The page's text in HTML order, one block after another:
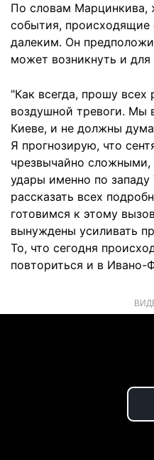
По словам Марцинкива,
события, происходящие
далеким. Он
может возникнуть и
"Как всегда, прошу всех
воздушной тревоги. Мы
Киеве, и не должны
Я прогнозирую, что
чрезвычайно сложными,
удары именно по
рассказать всех
готовимся к этому
вынуждены усиливать
То, что сегодня
повториться и в Ивано-